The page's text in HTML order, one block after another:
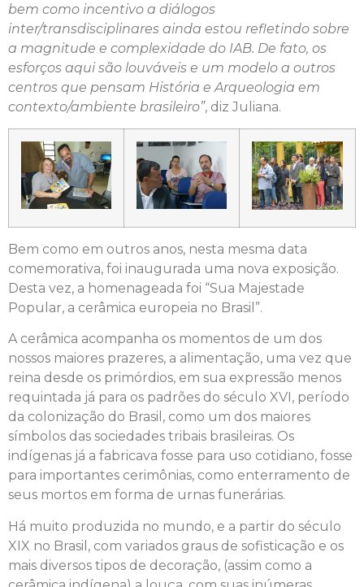
bem como incentivo a diálogos
inter/transdisciplinares ainda estou refletindo sobre
a magnitude e complexidade do IAB. De fato, os
esforços aqui são louváveis e um modelo a outros
centros que pensam História e Arqueologia em
contexto/ambiente brasileiro”, diz Juliana.
Bem como em outros anos, nesta mesma data
comemorativa, foi inaugurada uma nova exposição.
Desta vez, a homenageada foi “Sua Majestade
Popular, a cerâmica europeia no Brasil”.
A cerâmica acompanha os momentos de um dos
nossos maiores prazeres, a alimentação, uma vez que
reina desde os primórdios, em sua expressão menos
requintada já para os padrões do século XVI, período
da colonização do Brasil, como um dos maiores
símbolos das sociedades tribais brasileiras. Os
indígenas já a fabricava fosse para uso cotidiano, fosse
para importantes cerimônias, como enterramento de
seus mortos em forma de urnas funerárias.
Há muito produzida no mundo, e a partir do século
XIX no Brasil, com variados graus de sofisticação e os
mais diversos tipos de decoração, (assim como a